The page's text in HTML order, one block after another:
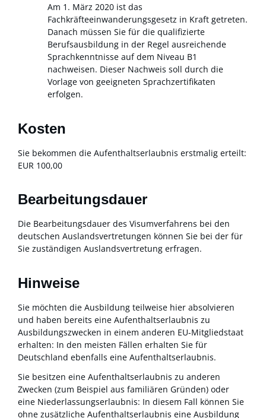
Am 1. März 2020 ist das
Fachkräfteeinwanderungsgesetz in Kraft getreten.
Danach müssen Sie für die qualifizierte
Berufsausbildung in der Regel ausreichende
Sprachkenntnisse auf dem Niveau B1
nachweisen. Dieser Nachweis soll durch die
Vorlage von geeigneten Sprachzertifikaten
erfolgen.
Kosten
Sie bekommen die Aufenthaltserlaubnis erstmalig erteilt:
EUR 100,00
Bearbeitungsdauer
Die Bearbeitungsdauer des Visumverfahrens bei den
deutschen Auslandsvertretungen können Sie bei der für
Sie zuständigen Auslandsvertretung erfragen.
Hinweise
Sie möchten die Ausbildung teilweise hier absolvieren
und haben bereits eine Aufenthaltserlaubnis zu
Ausbildungszwecken in einem anderen EU-Mitgliedstaat
erhalten: In den meisten Fällen erhalten Sie für
Deutschland ebenfalls eine Aufenthaltserlaubnis.
Sie besitzen eine Aufenthaltserlaubnis zu anderen
Zwecken (zum Beispiel aus familiären Gründen) oder
eine Niederlassungserlaubnis: In diesem Fall können Sie
ohne zusätzliche Aufenthaltserlaubnis eine Ausbildung